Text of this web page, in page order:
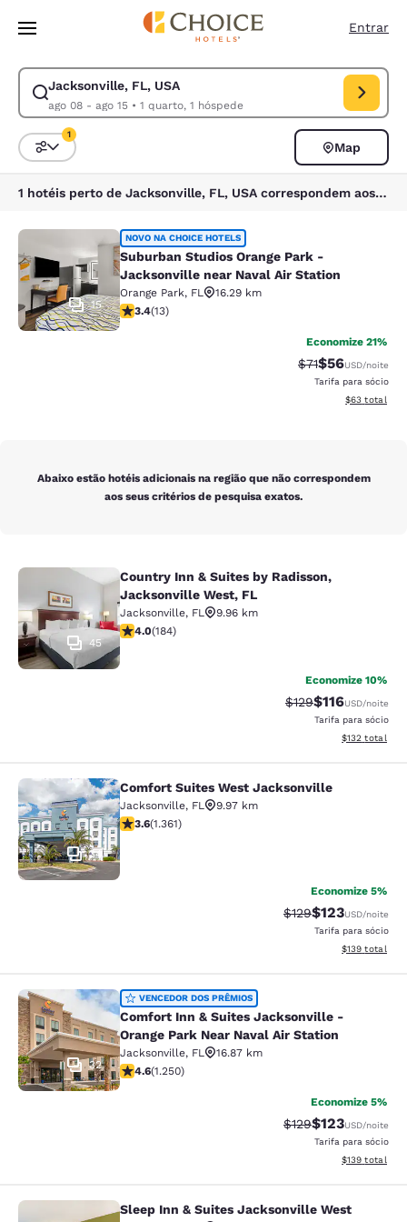
Pular Para Conteúdo Principal
Entrar
Jacksonville, FL, USA
ago 08 - ago 15• 1 quarto, 1 hóspede
Modificar pesquisa para Jacksonville, FL, USA. Data de check-in ago
Classificar e filtrar
1
Map
1 hotéis perto de Jacksonville, FL, USA correspondem aos seus filtros
Suburban Studios Orange Park -
15
NOVO NA CHOICE HOTELS
Suburban Studios Orange Park -
Jacksonville near Naval Air Station
Orange Park, FL
16.29 km
classificação 3.38 estrelas. Bom. 13 avaliações
3.4(13)
Economize 21%
Tarifa anterior
$71Tarifa com
$56USD/noite
Tarifa para sócio
Exibir
$63 total
Abaixo estão hotéis adicionais na região que não correspondem
aos seus critérios de pesquisa exatos.
Country Inn & Suites by Radisson,
45
Country Inn & Suites by Radisson,
Jacksonville West, FL
Jacksonville, FL
9.96 km
classificação 4.01 estrelas. Muito bom. 184 avaliações
4.0(184)
Economize 10%
Tarifa anterior
$129Tarifa com
$116USD/noite
Tarifa para sócio
Exibir
$132 total
Comfort Suites West Jacksonville
34
Comfort Suites West Jacksonville
Jacksonville, FL
9.97 km
classificação 3.65 estrelas. Bom. 1361 avaliações
3.6(1.361)
Economize 5%
Tarifa anterior
$129Tarifa com
$123USD/noite
Tarifa para sócio
Exibir
$139 total
Comfort Inn & Suites Jacksonville -
32
VENCEDOR DOS PRÊMIOS
Comfort Inn & Suites Jacksonville -
Orange Park Near Naval Air Station
Jacksonville, FL
16.87 km
classificação 4.64 estrelas. Excepcional. 1250
4.6(1.250)
Economize 5%
Tarifa anterior
$129Tarifa com
$123USD/noite
Tarifa para sócio
Exibir
$139 total
Sleep Inn & Suites Jacksonville
Sleep Inn & Suites Jacksonville West